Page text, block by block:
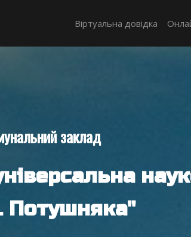
Віртуальна довідка
заклад
Потушняка"